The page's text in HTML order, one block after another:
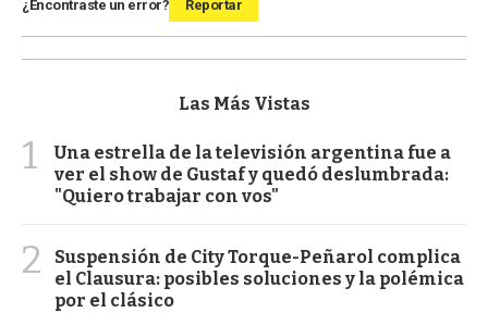
¿Encontraste un error? Reportar
Las Más Vistas
1
Una estrella de la televisión argentina fue a
ver el show de Gustaf y quedó deslumbrada:
"Quiero trabajar con vos"
2
Suspensión de City Torque-Peñarol complica
el Clausura: posibles soluciones y la polémica
por el clásico